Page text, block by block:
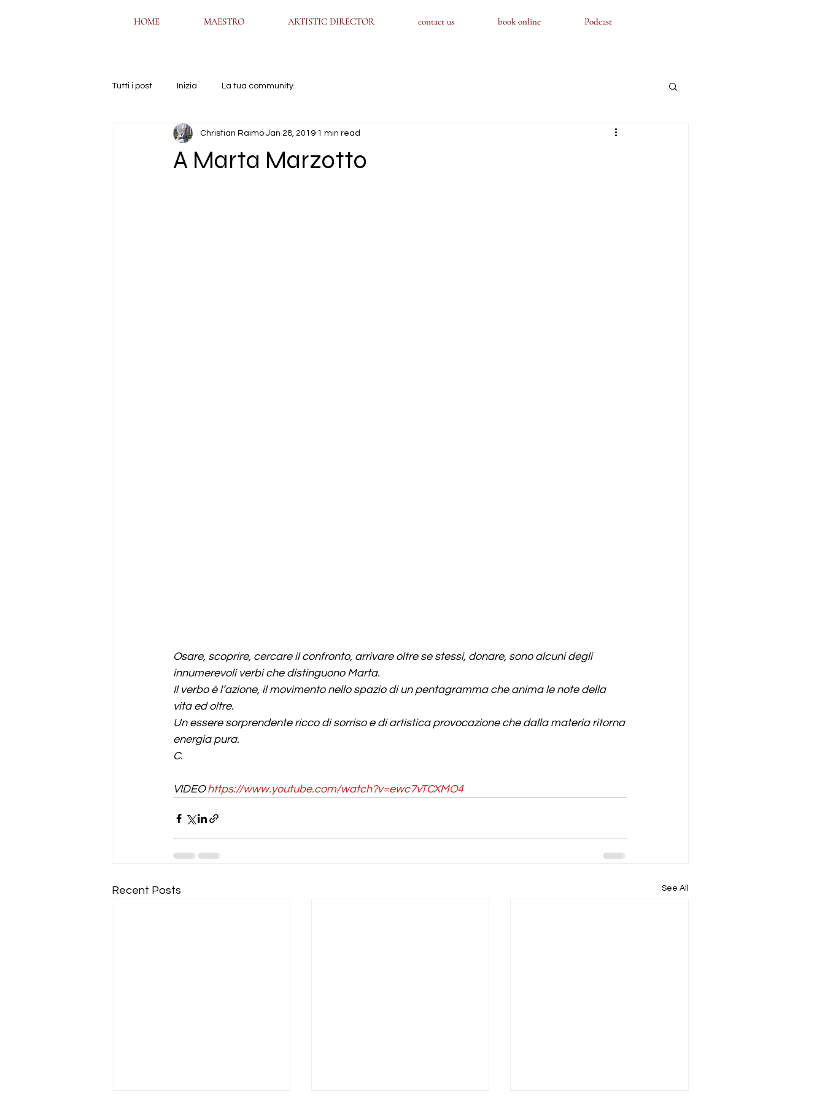
HOME MAESTRO ARTISTIC DIRECTOR contact us book online Podcast
HOME MAESTRO ARTISTIC DIRECTOR contact us book online Podcast
Tutti i post Inizia La tua community
A Marta Marzotto
Christian Raimo Jan 28, 2019 1 min read
Osare, scoprire, cercare il confronto, arrivare oltre se stessi, donare, sono alcuni degli
innumerevoli verbi che distinguono Marta.
Il verbo è l’azione, il movimento nello spazio di un pentagramma che anima le note della
vita ed oltre.
Un essere sorprendente ricco di sorriso e di artistica provocazione che dalla materia ritorna
energia pura.
C.
VIDEO https://www.youtube.com/watch?v=ewc7vTCXMO4
Recent Posts See All